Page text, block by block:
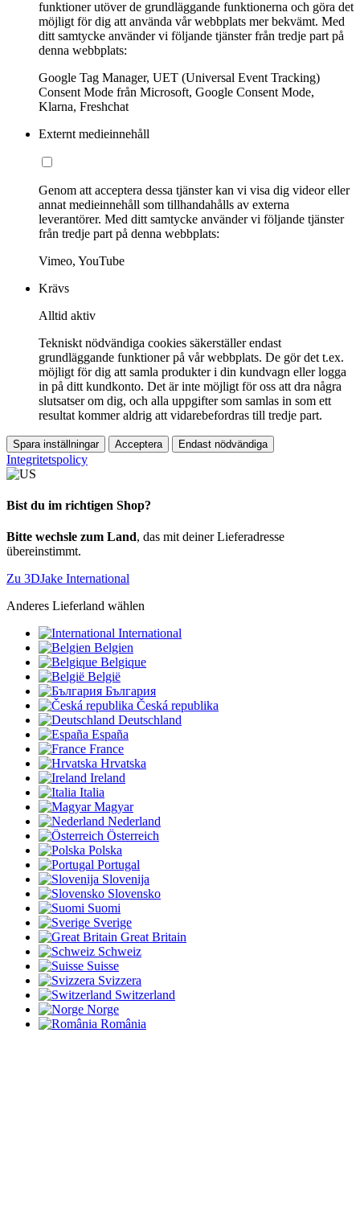
funktioner utöver de grundläggande funktionerna och göra det
möjligt för dig att använda vår webbplats mer bekvämt. Med
ditt samtycke använder vi följande tjänster från tredje part på
denna webbplats:
Google Tag Manager, UET (Universal Event Tracking)
Consent Mode från Microsoft, Google Consent Mode,
Klarna, Freshchat
Externt medieinnehåll
Genom att acceptera dessa tjänster kan vi visa dig videor eller
annat medieinnehåll som tillhandahålls av externa
leverantörer. Med ditt samtycke använder vi följande tjänster
från tredje part på denna webbplats:
Vimeo, YouTube
Krävs
Alltid aktiv
Tekniskt nödvändiga cookies säkerställer endast
grundläggande funktioner på vår webbplats. De gör det t.ex.
möjligt för dig att samla produkter i din kundvagn eller logga
in på ditt kundkonto. Det är inte möjligt för oss att dra några
slutsatser om dig, och alla uppgifter som samlas in som ett
resultat kommer aldrig att vidarebefordras till tredje part.
Spara inställningar Acceptera Endast nödvändiga
Integritetspolicy
Bist du im richtigen Shop?
Bitte wechsle zum Land, das mit deiner Lieferadresse
übereinstimmt.
Zu 3DJake International
Anderes Lieferland wählen
International
Belgien
Belgique
België
България
Česká republika
Deutschland
España
France
Hrvatska
Ireland
Italia
Magyar
Nederland
Österreich
Polska
Portugal
Slovenija
Slovensko
Suomi
Sverige
Great Britain
Schweiz
Suisse
Svizzera
Switzerland
Norge
România